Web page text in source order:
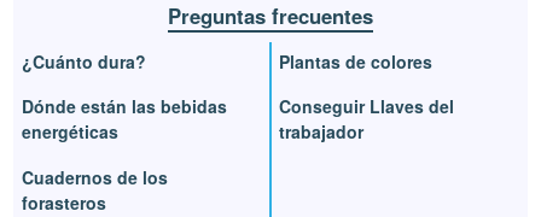
Preguntas frecuentes
¿Cuánto dura?
Dónde están las bebidas
energéticas
Cuadernos de los
forasteros
Plantas de colores
Conseguir Llaves del
trabajador